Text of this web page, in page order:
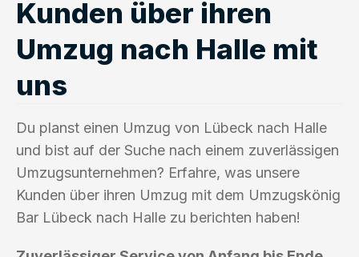
Kunden über ihren
Umzug nach Halle mit
uns
Du planst einen Umzug von Lübeck nach Halle
und bist auf der Suche nach einem zuverlässigen
Umzugsunternehmen? Erfahre, was unsere
Kunden über ihren Umzug mit dem Umzugskönig
Bar Lübeck nach Halle zu berichten haben!